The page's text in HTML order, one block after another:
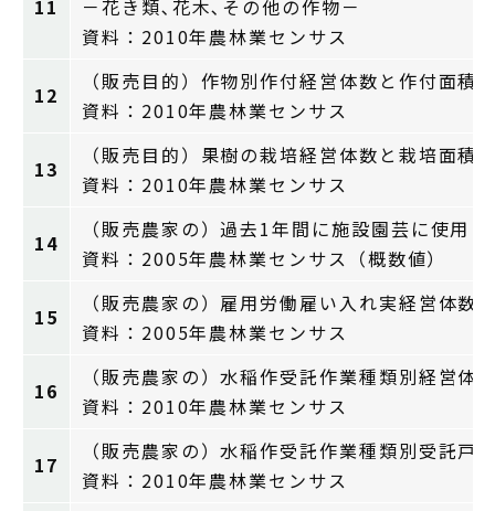
11
－花き類､花木､その他の作物－
資料：2010年農林業センサス
12
（販売目的）作物別作付経営体数と作付面積
資料：2010年農林業センサス
13
（販売目的）果樹の栽培経営体数と栽培面積
資料：2010年農林業センサス
14
（販売農家の）過去1年間に施設園芸に使用
資料：2005年農林業センサス（概数値）
15
（販売農家の）雇用労働雇い入れ実経営体数
資料：2005年農林業センサス
16
（販売農家の）水稲作受託作業種類別経営体
資料：2010年農林業センサス
17
（販売農家の）水稲作受託作業種類別受託戸
資料：2010年農林業センサス